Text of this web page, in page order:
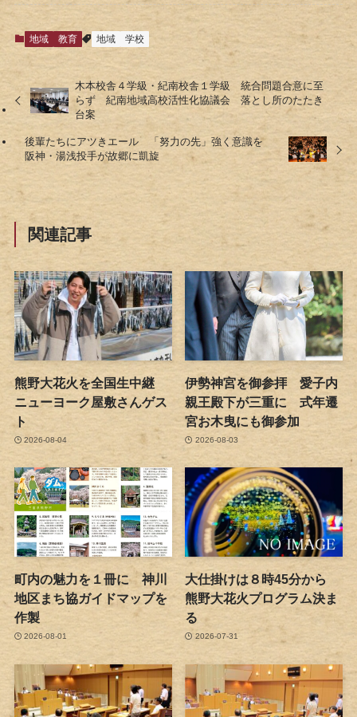
地域 教育 地域 学校
木本校舎４学級・紀南校舎１学級 統合問題合意に至
らず 紀南地域高校活性化協議会 落とし所のたたき
台案
後輩たちにアツきエール 「努力の先」強く意識を
阪神・湯浅投手が故郷に凱旋
関連記事
熊野大花火を全国生中継
ニューヨーク屋敷さんゲス
ト
2026-08-04
伊勢神宮を御参拝 愛子内
親王殿下が三重に 式年遷
宮お木曳にも御参加
2026-08-03
町内の魅力を１冊に 神川
地区まち協ガイドマップを
作製
2026-08-01
大仕掛けは８時45分から
熊野大花火プログラム決ま
る
2026-07-31